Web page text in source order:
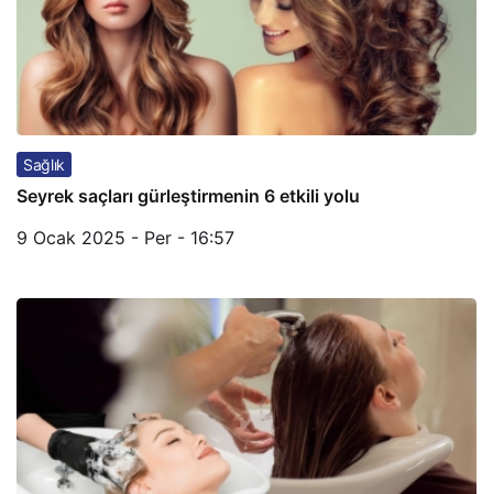
Sağlık
Seyrek saçları gürleştirmenin 6 etkili yolu
9 Ocak 2025 - Per - 16:57